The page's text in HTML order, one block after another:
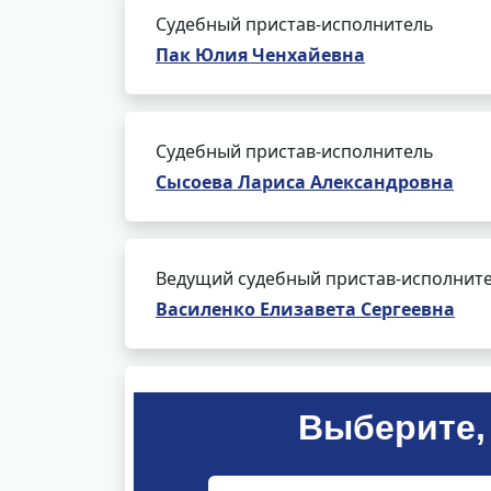
Судебный пристав-исполнитель
Пак Юлия Ченхайевна
Судебный пристав-исполнитель
Сысоева Лариса Александровна
Ведущий судебный пристав-
Василенко Елизавета Сергеевна